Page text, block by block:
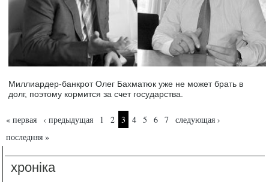
Миллиардер-банкрот Олег Бахматюк уже не может брать в
долг, поэтому кормится за счет государства.
Страницы
« первая ‹ предыдущая 1 2 3 4 5 6 7
следующая ›
последняя »
хроніка